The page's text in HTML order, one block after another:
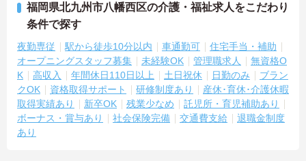
福岡県北九州市八幡西区の介護・福祉求人をこだわり
条件で探す
夜勤専従 駅から徒歩10分以内 車通勤可
住宅手当・補助
オープニングスタッフ募集
未経験OK 管理職求人
無資格O
K
高収入 年間休日110日以上 土日祝休 日勤のみ
ブラン
クOK
資格取得サポート 研修制度あり
産休･育休･介護休暇
取得実績あり
新卒OK 残業少なめ
託児所・育児補助あり
ボーナス・賞与あり
社会保険完備 交通費支給
退職金制度
あり